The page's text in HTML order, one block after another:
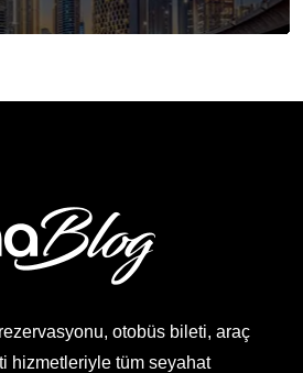
otobüs bileti, araç
hizmetleriyle tüm seyahat